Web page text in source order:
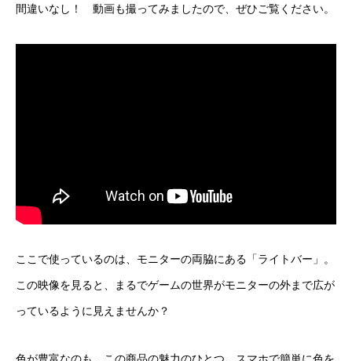
間違いなし！ 動画も撮ってみましたので、ぜひご覧ください。
ここで使っているのは、モニターの両脇にある「ライトバー」。
この映像を見ると、まるでゲームの世界がモニターの外まで広が
っているように見えませんか？
色が豊富なのも、この商品の魅力のひとつ。スマホで簡単に色を